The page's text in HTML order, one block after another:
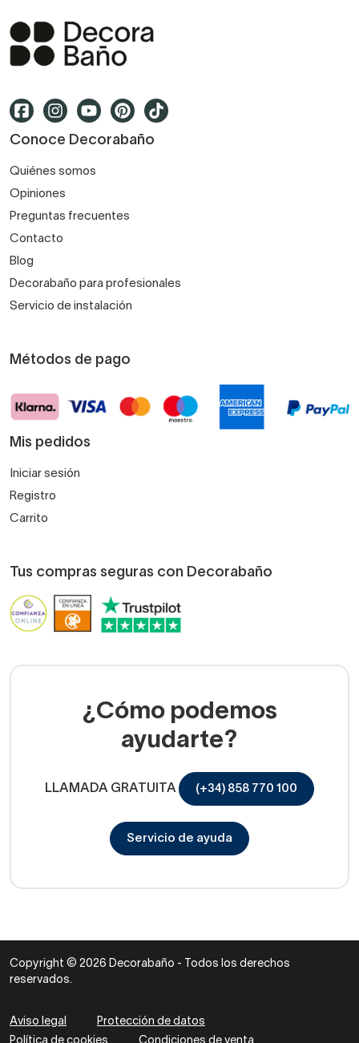
Conoce Decorabaño
Quiénes somos
Opiniones
Preguntas frecuentes
Contacto
Blog
Decorabaño para profesionales
Servicio de instalación
Métodos de pago
Mis pedidos
Iniciar sesión
Registro
Carrito
Tus compras seguras con Decorabaño
¿Cómo podemos
ayudarte?
LLAMADA GRATUITA (+34) 858 770 100
Servicio de ayuda
Copyright © 2026 Decorabaño - Todos los derechos
reservados.
Aviso legal
Protección de datos